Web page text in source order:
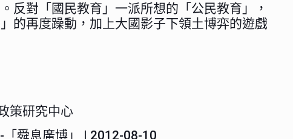
反對「國民教育」一派所想的「公民教育」，
的再度躁動，加上大國影子下領土博弈的遊戲
策研究中心
「舜息廣博」 | 2012-08-10